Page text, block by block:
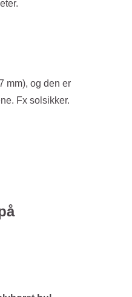
mm), og den er
Fx solsikker.